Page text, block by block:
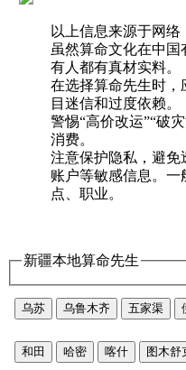
以上信息来源于网络
虽然算命文化在中
有人都有真材实料。
在选择算命先生时，
目迷信和过度依赖。
警惕“高价改运”“破
消费。
注意保护隐私，避免
账户等敏感信息。
点、职业。
新疆本地算命先生
乌苏 乌鲁木齐 五家渠
和田 哈密 喀什 图木舒